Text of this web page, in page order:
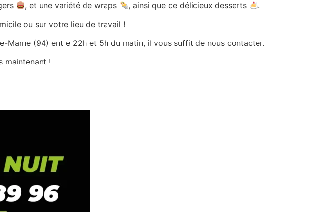
, et une variété de wraps , ainsi que de délicieux desserts
.
ou sur votre lieu de travail !
Marne (94) entre 22h et 5h du matin, il vous suffit de nous contacter.
maintenant !